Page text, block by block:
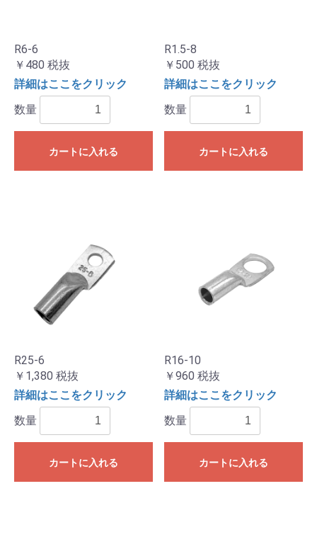
R6-6
￥480 税抜
詳細はここをクリック
数量
カートに入れる
R1.5-8
￥500 税抜
詳細はここをクリック
数量
カートに入れる
R25-6
￥1,380 税抜
詳細はここをクリック
数量
カートに入れる
R16-10
￥960 税抜
詳細はここをクリック
数量
カートに入れる